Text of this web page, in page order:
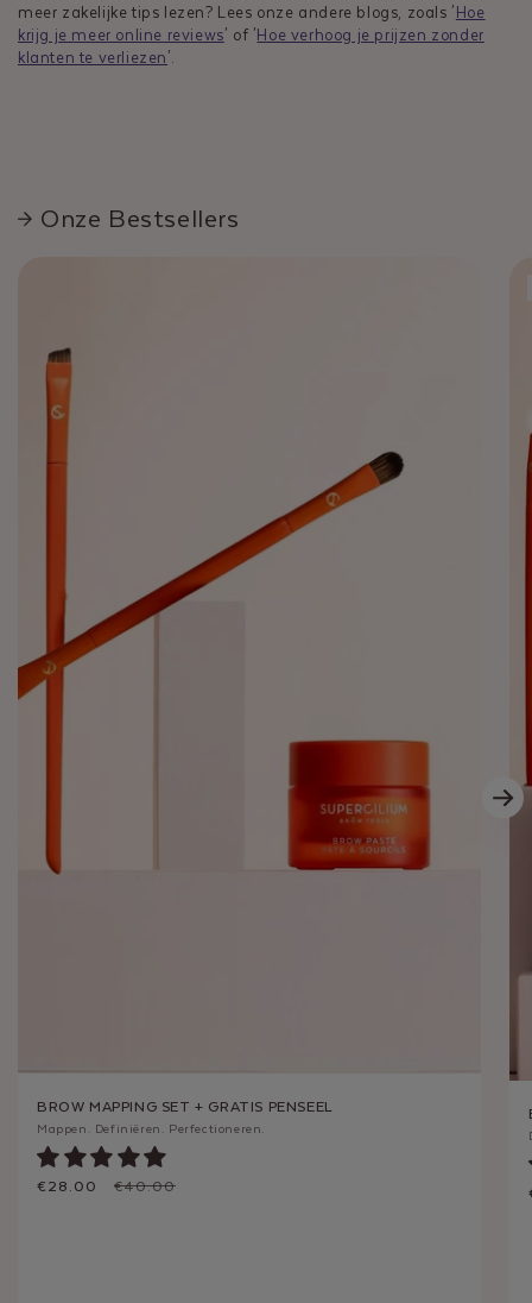
meer zakelijke tips lezen? Lees onze andere blogs, zoals ' Hoe
krijg je meer online reviews' of 'Hoe verhoog je prijzen zonder
klanten te verliezen '.
Onze Bestsellers
BROW MAPPING SET + GRATIS PENSEEL
Mappen. Definiëren. Perfectioneren.
Aanbiedingsprijs
€28.00 Normale prijs
€40.00